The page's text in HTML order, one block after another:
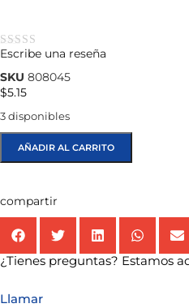
★★★★★
Escribe una reseña
SKU 808045
$5.15
3 disponibles
AÑADIR AL CARRITO
compartir
¿Tienes preguntas? Estamos
Llamar